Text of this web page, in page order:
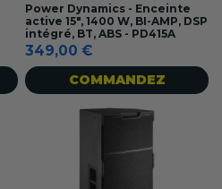
Power Dynamics - Enceinte
active 15", 1400 W, BI-AMP, DSP
intégré, BT, ABS - PD415A
349,00 €
COMMANDEZ